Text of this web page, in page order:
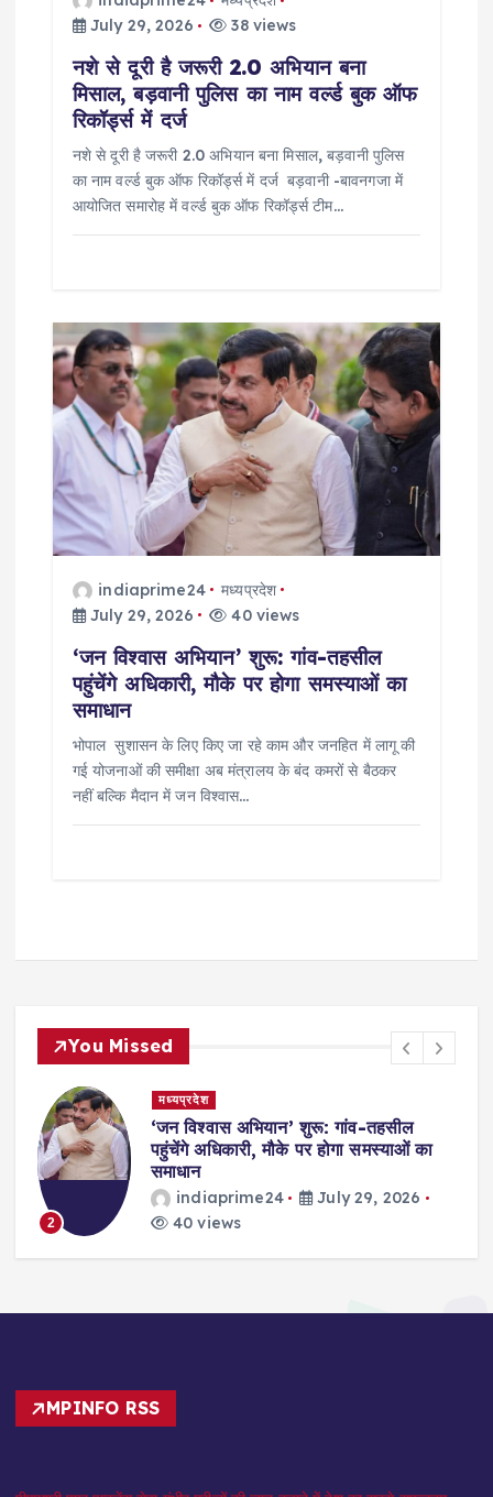
July 29, 2026
38 views
नशे से दूरी है जरूरी 2.0 अभियान बना
मिसाल, बड़वानी पुलिस का नाम वर्ल्ड बुक ऑफ
रिकॉर्ड्स में दर्ज
नशे से दूरी है जरूरी 2.0 अभियान बना मिसाल, बड़वानी पुलिस
का नाम वर्ल्ड बुक ऑफ रिकॉर्ड्स में दर्ज बड़वानी -बावनगजा में
आयोजित समारोह में वर्ल्ड बुक ऑफ रिकॉर्ड्स टीम…
indiaprime24
मध्यप्रदेश
July 29, 2026
40 views
‘जन विश्वास अभियान’ शुरू: गांव-तहसील
पहुंचेंगे अधिकारी, मौके पर होगा समस्याओं का
समाधान
भोपाल सुशासन के लिए किए जा रहे काम और जनहित में लागू की
गई योजनाओं की समीक्षा अब मंत्रालय के बंद कमरों से बैठकर
नहीं बल्कि मैदान में जन विश्वास…
You Missed
2
मध्यप्रदेश
‘जन विश्वास अभियान’ शुरू: गांव-तहसील
पहुंचेंगे अधिकारी, मौके पर होगा समस्याओं का
समाधान
indiaprime24
July 29, 2026
40 views
MPINFO RSS